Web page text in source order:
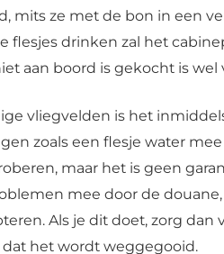
mits ze met de bon in een
flesjes drinken zal het
aan boord is gekocht is
vliegvelden is het
zoals een flesje water
maar het is geen
mee door de
Als je dit doet, zorg dan
dat het wordt weggegooid.